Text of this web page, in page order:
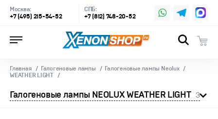
Москва:
+7 (495) 215-54-52
СПБ:
+7 (812) 748-20-52
Главная Галогеновые лампы
Галогеновые лампы Neolux
WEATHER LIGHT
Галогеновые лампы NEOLUX WEATHER LIGHT 3